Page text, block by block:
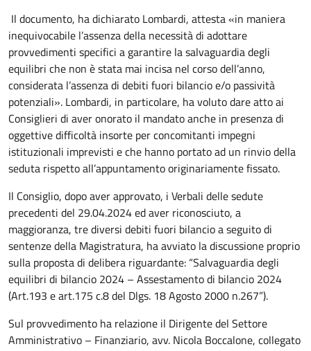
Il documento, ha dichiarato Lombardi, attesta «in maniera
inequivocabile l’assenza della necessità di adottare
provvedimenti specifici a garantire la salvaguardia degli
equilibri che non è stata mai incisa nel corso dell’anno,
considerata l’assenza di debiti fuori bilancio e/o passività
potenziali». Lombardi, in particolare, ha voluto dare atto ai
Consiglieri di aver onorato il mandato anche in presenza di
oggettive difficoltà insorte per concomitanti impegni
istituzionali imprevisti e che hanno portato ad un rinvio della
seduta rispetto all’appuntamento originariamente fissato.
Il Consiglio, dopo aver approvato, i Verbali delle sedute
precedenti del 29.04.2024 ed aver riconosciuto, a
maggioranza, tre diversi debiti fuori bilancio a seguito di
sentenze della Magistratura, ha avviato la discussione proprio
sulla proposta di delibera riguardante: “Salvaguardia degli
equilibri di bilancio 2024 – Assestamento di bilancio 2024
(Art.193 e art.175 c.8 del Dlgs. 18 Agosto 2000 n.267”).
Sul provvedimento ha relazione il Dirigente del Settore
Amministrativo – Finanziario, avv. Nicola Boccalone, collegato